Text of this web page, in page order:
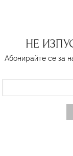
НЕ
Абонирайте се за